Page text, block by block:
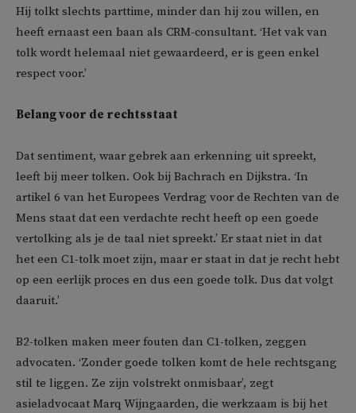
Hij tolkt slechts parttime, minder dan hij zou willen, en
heeft ernaast een baan als CRM-consultant. ‘Het vak van
tolk wordt helemaal niet gewaardeerd, er is geen enkel
respect voor.’
Belang voor de rechtsstaat
Dat sentiment, waar gebrek aan erkenning uit spreekt,
leeft bij meer tolken. Ook bij Bachrach en Dijkstra. ‘In
artikel 6 van het Europees Verdrag voor de Rechten van de
Mens staat dat een verdachte recht heeft op een goede
vertolking als je de taal niet spreekt.’ Er staat niet in dat
het een C1-tolk moet zijn, maar er staat in dat je recht hebt
op een eerlijk proces en dus een goede tolk. Dus dat volgt
daaruit.’
B2-tolken maken meer fouten dan C1-tolken, zeggen
advocaten. ‘Zonder goede tolken komt de hele rechtsgang
stil te liggen. Ze zijn volstrekt onmisbaar’, zegt
asieladvocaat Marq Wijngaarden, die werkzaam is bij het